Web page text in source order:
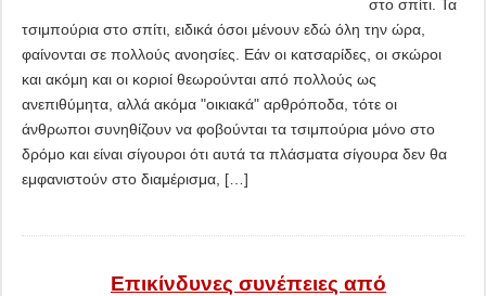
στο σπίτι. Τα
τσιμπούρια στο σπίτι, ειδικά όσοι μένουν εδώ όλη την ώρα,
φαίνονται σε πολλούς ανοησίες. Εάν οι κατσαρίδες, οι σκώροι
και ακόμη και οι κοριοί θεωρούνται από πολλούς ως
ανεπιθύμητα, αλλά ακόμα "οικιακά" αρθρόποδα, τότε οι
άνθρωποι συνηθίζουν να φοβούνται τα τσιμπούρια μόνο στο
δρόμο και είναι σίγουροι ότι αυτά τα πλάσματα σίγουρα δεν θα
εμφανιστούν στο διαμέρισμα, […]
Επικίνδυνες συνέπειες από